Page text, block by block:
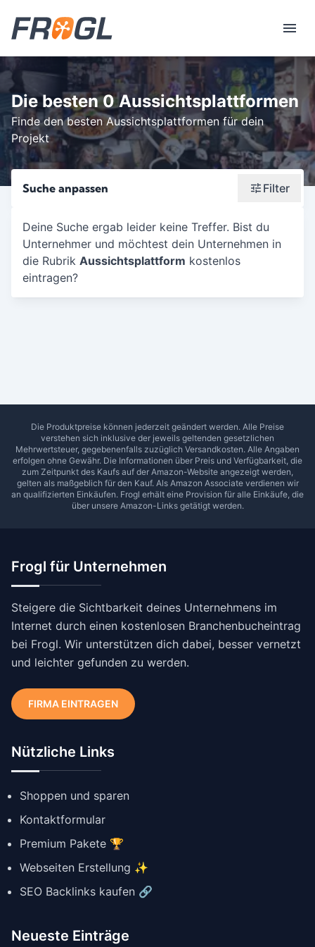
Die besten 0 Aussichtsplattformen
Finde den besten Aussichtsplattformen für dein
Projekt
Suche anpassen Filter
Wonach suchst du?
Stadt oder Postleitzahl
Deine Suche ergab leider keine Treffer. Bist du
Unternehmer und möchtest dein Unternehmen in
die Rubrik Aussichtsplattform kostenlos
eintragen?
Die Produktpreise können jederzeit geändert werden. Alle Preise
verstehen sich inklusive der jeweils geltenden gesetzlichen
Mehrwertsteuer, gegebenenfalls zuzüglich Versandkosten. Alle Angaben
erfolgen ohne Gewähr. Die Informationen über Preis und Verfügbarkeit, die
zum Zeitpunkt des Kaufs auf der Amazon-Website angezeigt werden,
gelten als maßgeblich für den Kauf. Als Amazon Associate verdienen wir
an qualifizierten Einkäufen. Frogl erhält eine Provision für alle Einkäufe, die
über unsere Amazon-Links getätigt werden.
Frogl für Unternehmen
Steigere die Sichtbarkeit deines Unternehmens im
Internet durch einen kostenlosen Branchenbucheintrag
bei Frogl. Wir unterstützen dich dabei, besser vernetzt
und leichter gefunden zu werden.
FIRMA EINTRAGEN
Nützliche Links
Shoppen und sparen
Kontaktformular
Premium Pakete 🏆
Webseiten Erstellung ✨
SEO Backlinks kaufen 🔗
Neueste Einträge